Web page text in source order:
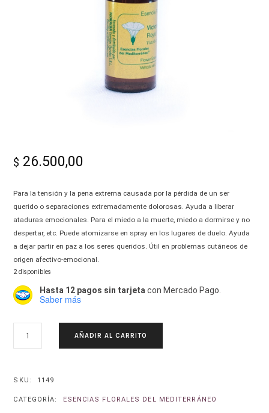
$ 26.500,00
Para la tensión y la pena extrema causada por la pérdida de un ser
querido o separaciones extremadamente dolorosas. Ayuda a liberar
ataduras emocionales. Para el miedo a la muerte, miedo a dormirse y no
despertar, etc. Puede atomizarse en spray en los lugares de duelo. Ayuda
a dejar partir en paz a los seres queridos. Útil en problemas cutáneos de
origen afectivo-emocional.
2 disponibles
Hasta 12 pagos sin tarjeta con Mercado Pago.
Saber más
BLANCO–
CANTIDAD
AÑADIR AL CARRITO
SKU: 1149
CATEGORÍA: ESENCIAS FLORALES DEL MEDITERRÁNEO